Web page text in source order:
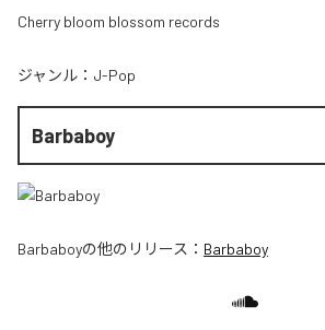
Cherry bloom blossom records
ジャンル： J-Pop
Barbaboy
Barbaboyの他のリリース： Barbaboy